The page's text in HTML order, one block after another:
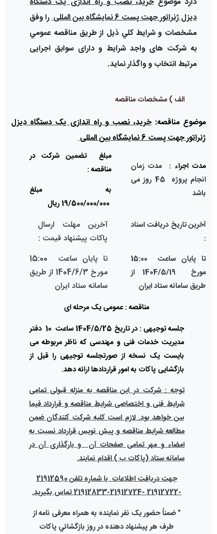
دیزل ژنراتور جهت پست 6 نمایشگاه بین المللی
را وفق
مشخصات و شرايط كلي ذیل از طريق مناقصه عمومي
به شرکت های واجد شرایط و دارای سوابق اجرایی
مرتبط انتخاب و واگذار نمايد.
الف ) مشخصات مناقصه
موضوع مناقصه:خرید، نصب و راه اندازی یک دستگاه دیزل
ژنراتور جهت پست 6 نمایشگاه بین المللی
مدت اجراء : مدت زمان
انجام پروژه 45 روز می
باشد
مبلغ تضمين شرکت در
مناقصه :
به مبلغ
ریال
آخرین تاريخ دریافت اسناد
:
تا پایان ساعت 15:00
مورخ 1404/5/19 از
طریق سامانه ستاد ایران
آخرين مهلت ارسال
پاكات پيشنهاد قيمت :
تا پایان ساعت 15:00
مورخ 1404/6/3 از طریق
سامانه ستادایران
مناقصه : عمومی یک مرحله ای
جلسه توجیهی : در تاریخ 1404/5/25 ساعت 10 دفتر
مدیریت خدمات فنی و مهندسی که ناظر مربوطه می
بایست یک نسخه از صورتجلسه توجیهی را قبل از
بازگشایی پاکات به امور قراردادها ارائه دهد.
توجه : شرکت در این مناقصه به منزله قبولی تمامی
شرایط فنی و اختصاصی شرایط مناقصه و قرارداد فیما
بین خواهد بود. لازم است کلیه شرکت کنندگان ضمن
مطالعه شرایط مناقصه و پیش نویس قرارداد نسبت به
امضاء و مهر تمامی صفحات آن و بارگذاری آن در
سامانه ستاد (پاکات ب )اقدام نمایند.
جهت دریافت اطلاعات با شماره تلفن 21912590
-21912722 -21912724-21912833 تماس بگیرید.
" ضمناً حضور یک نفر نماینده به همراه معرفی نامه از
طرف هر پیشنهاد دهنده در روز بازگشائي پاكات